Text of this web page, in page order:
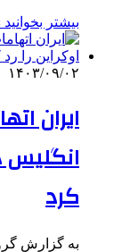
بیشتر بخوانید
۱۴۰۳/۰۹/۰۲
ایران
انگلیس
کرد
به گزارش